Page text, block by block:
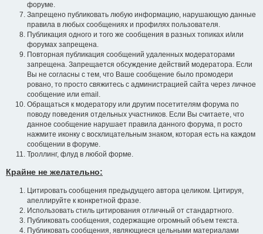
форуме.
Запрещено публиковать любую информацию, нарушающую данные
правила в любых сообщениях и профилях пользователя.
Публикация одного и того же сообщения в разных топиках и/или
форумах запрещена.
Повторная публикация сообщений удаленных модераторами
запрещена. Запрещается обсуждение действий модератора. Если
Вы не согласны с тем, что Ваше сообщение было промодери
ровано, то просто свяжитесь с администрацией сайта через личное
сообщение или email.
Обращаться к модератору или другим посетителям форума по
поводу поведения отдельных участников. Если Вы считаете, что
данное сообщение нарушает правила данного форума, п росто
нажмите иконку с восклицательным знаком, которая есть на каждом
сообщении в форуме.
Троллинг, флуд в любой форме.
Крайне не желательно:
Цитировать сообщения предыдущего автора целиком. Цитируя,
апеллируйте к конкретной фразе.
Использовать стиль цитирования отличный от стандартного.
Публиковать сообщения, содержащие огромный объем текста.
Публиковать сообщения, являющиеся цельными материалами